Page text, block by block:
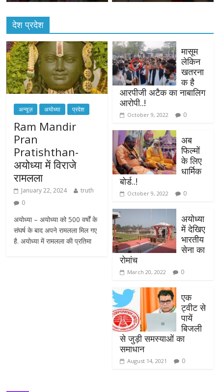
देश प्रदेश
अन्यूज़ अयोध्या प्रदेश
Ram Mandir
Pran
Pratishthan-
अयोध्या में विराजे
रामलला
January 22, 2024
truth
0
अयोध्या – अयोध्या को 500 वर्षों के
संघर्ष के बाद अपने रामलला मिल गए
है. अयोध्या में रामलला की प्रतिमा
मासूम
लेकिन
खतरना
क है
आरपीजी अटैक का नाबालिग
आरोपी..!
October 9, 2022 0
अब
फिल्मों
के लिए
धार्मिक
बोर्ड..!
October 9, 2022 0
अयोध्या
में देखिए
भारतीय
सेना का
रोमांच
March 20, 2022 0
एक
ट्वीट से
पायें
बिजली
से जुड़ी समस्याओं का
समाधान
August 14, 2021 0